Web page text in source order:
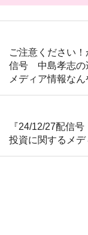
『24/12/27配信
投資に関するメデ
ご注意ください
信号 中島孝志の
メディア情報なん